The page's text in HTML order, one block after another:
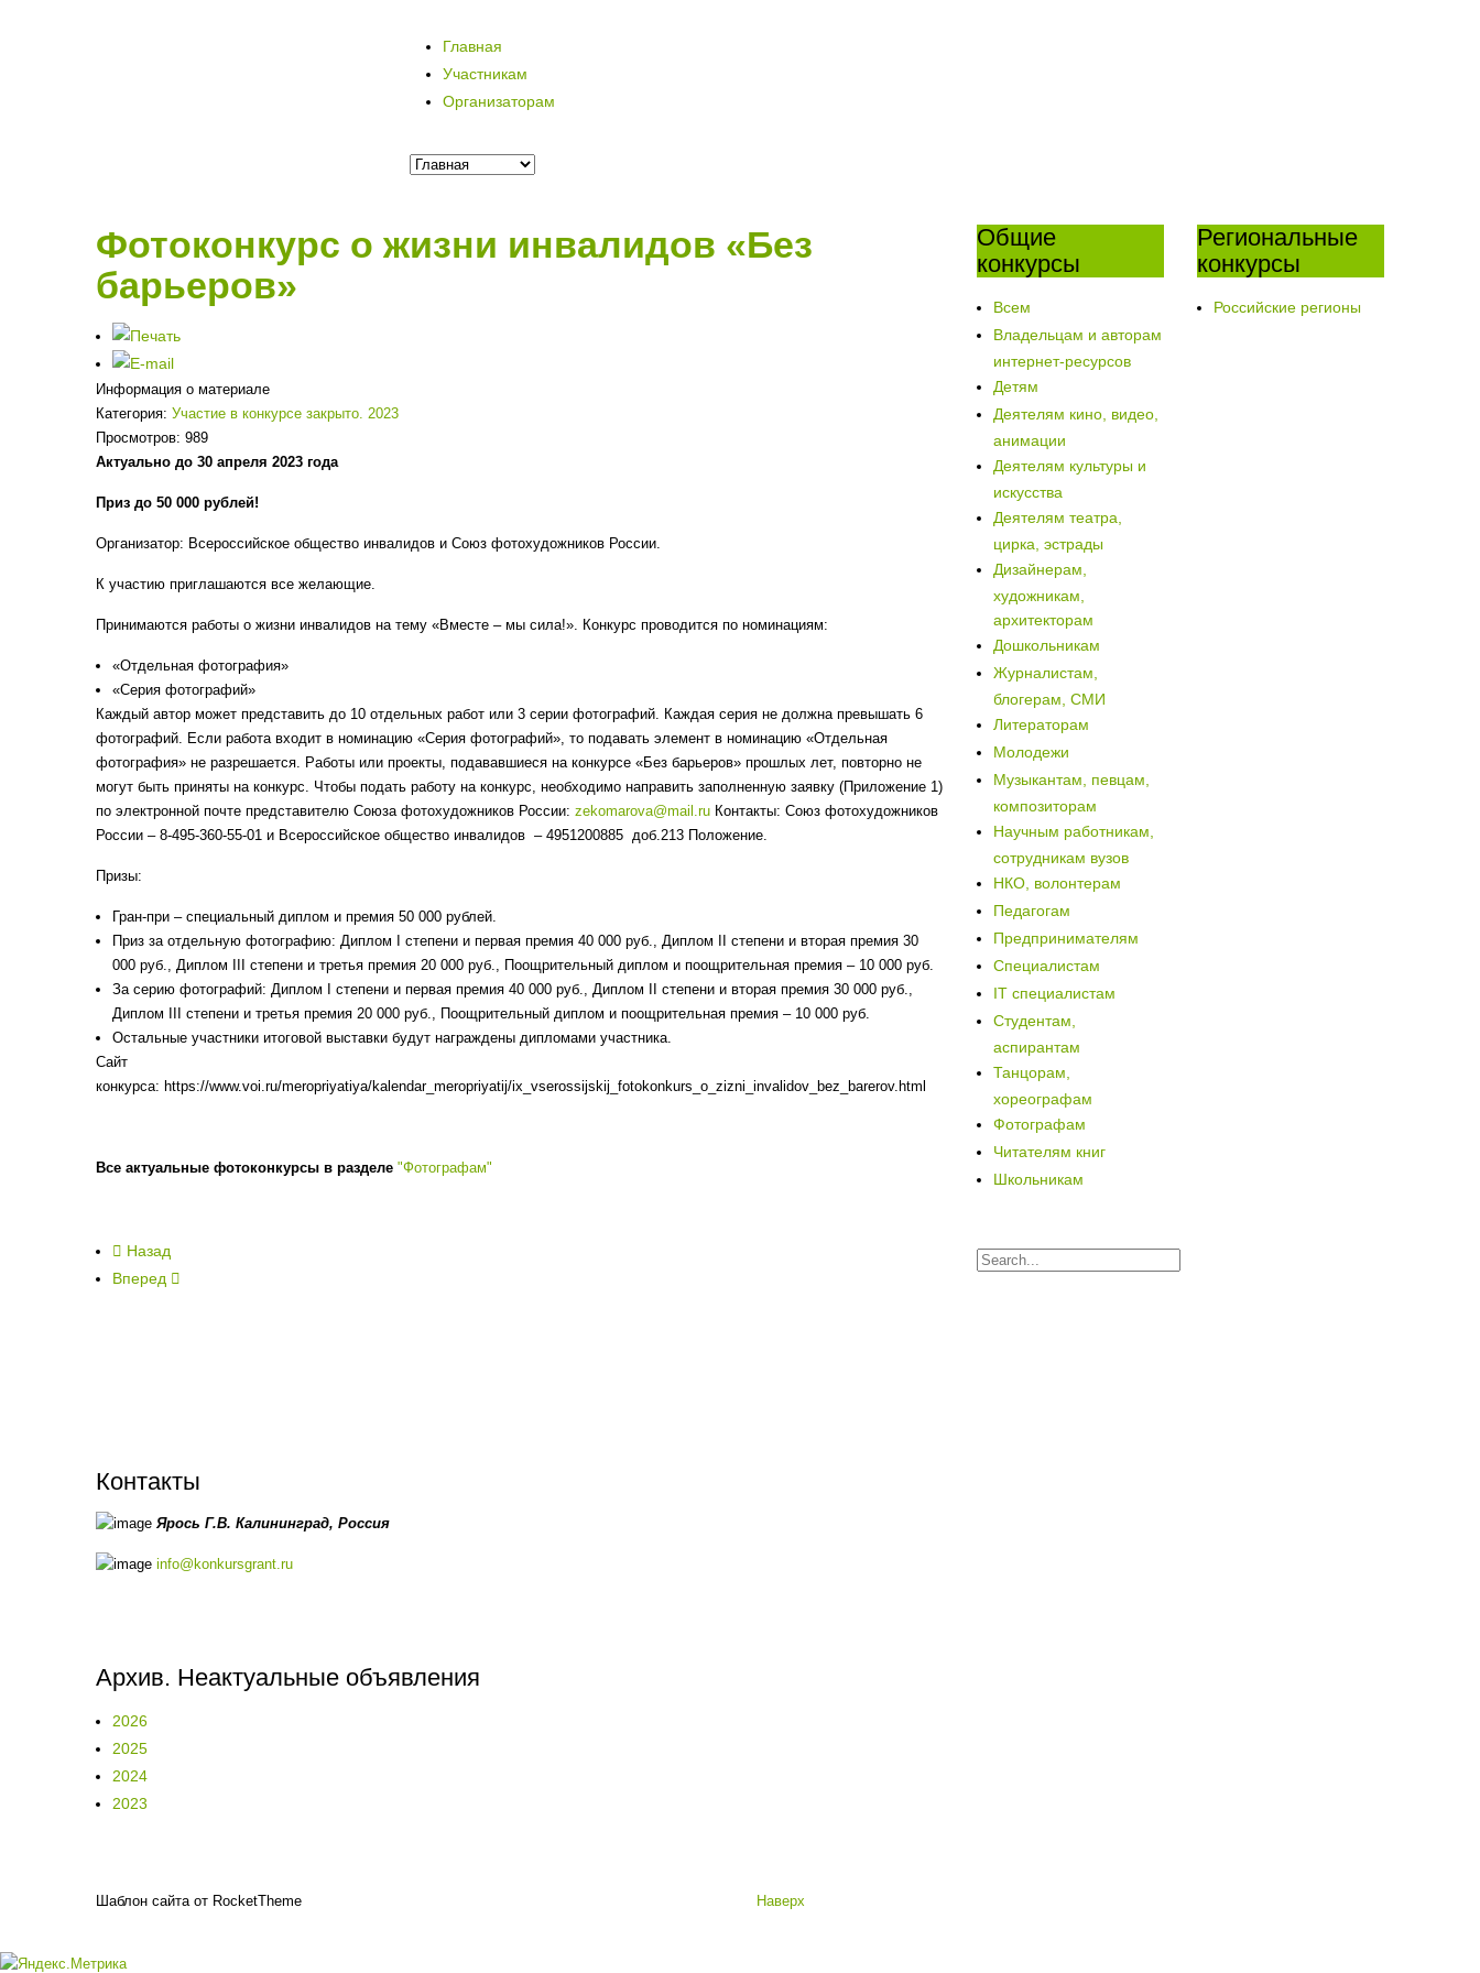
Главная
Участникам
Организаторам
Фотоконкурс о жизни инвалидов «Без
барьеров»
Информация о материале
Категория: Участие в конкурсе закрыто. 2023
Просмотров: 989
Актуально до 30 апреля 2023 года
Приз до 50 000 рублей!
Организатор: Всероссийское общество инвалидов и Союз фотохудожников России.
К участию приглашаются все желающие.
Принимаются работы о жизни инвалидов на тему «Вместе – мы сила!». Конкурс проводится по номинациям:
«Отдельная фотография»
«Серия фотографий»
Каждый автор может представить до 10 отдельных работ или 3 серии фотографий. Каждая серия не должна превышать 6
фотографий. Если работа входит в номинацию «Серия фотографий», то подавать элемент в номинацию «Отдельная
фотография» не разрешается. Работы или проекты, подававшиеся на конкурсе «Без барьеров» прошлых лет, повторно не
могут быть приняты на конкурс. Чтобы подать работу на конкурс, необходимо направить заполненную заявку (Приложение 1)
по электронной почте представителю Союза фотохудожников России: zekomarova@mail.ru Контакты: Союз фотохудожников
России – 8-495-360-55-01 и Всероссийское общество инвалидов – 4951200885 доб.213 Положение.
Призы:
Гран-при – специальный диплом и премия 50 000 рублей.
Приз за отдельную фотографию: Диплом I степени и первая премия 40 000 руб., Диплом II степени и вторая премия 30
000 руб., Диплом III степени и третья премия 20 000 руб., Поощрительный диплом и поощрительная премия – 10 000 руб.
За серию фотографий: Диплом I степени и первая премия 40 000 руб., Диплом II степени и вторая премия 30 000 руб.,
Диплом III степени и третья премия 20 000 руб., Поощрительный диплом и поощрительная премия – 10 000 руб.
Остальные участники итоговой выставки будут награждены дипломами участника.
Сайт
конкурса: https://www.voi.ru/meropriyatiya/kalendar_meropriyatij/ix_vserossijskij_fotokonkurs_o_zizni_invalidov_bez_barerov.html
Все актуальные фотоконкурсы в разделе "Фотографам"
Назад
Вперед
Общие
конкурсы
Всем
Владельцам и авторам
интернет-ресурсов
Детям
Деятелям кино, видео,
анимации
Деятелям культуры и
искусства
Деятелям театра,
цирка, эстрады
Дизайнерам,
художникам,
архитекторам
Дошкольникам
Журналистам,
блогерам, СМИ
Литераторам
Молодежи
Музыкантам, певцам,
композиторам
Научным работникам,
сотрудникам вузов
НКО, волонтерам
Педагогам
Предпринимателям
Специалистам
IT специалистам
Студентам,
аспирантам
Танцорам,
хореографам
Фотографам
Читателям книг
Школьникам
Региональные
конкурсы
Российские регионы
Контакты
Ярось Г.В. Калининград, Россия
info@konkursgrant.ru
Архив. Неактуальные объявления
2026
2025
2024
2023
Шаблон сайта от RocketTheme Наверх